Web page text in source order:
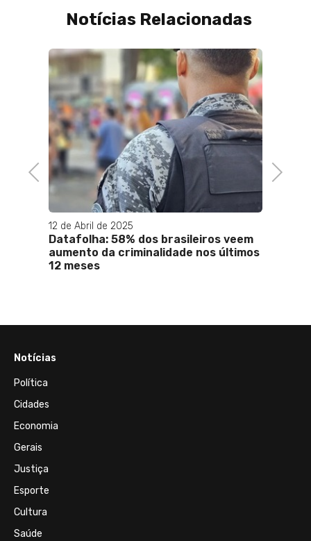
Notícias Relacionadas
Previous
12 de Abril de 2025
Datafolha: 58% dos brasileiros veem
aumento da criminalidade nos últimos
12 meses
Next
Notícias
Política
Cidades
Economia
Gerais
Justiça
Esporte
Cultura
Saúde